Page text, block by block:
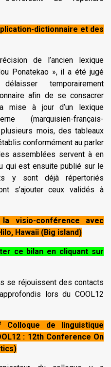
dictionnaire et des
de l’ancien lexique
Ponatekao », il a été jugé
temporairement
afin de se consacrer
mise à jour d’un lexique
(marquisien-français-
mois, des tableaux
conformément au parler
assemblées servent à en
qui est ensuite publié sur le
y sont déjà répertoriés
s’ajouter ceux validés à
visio-conférence avec
Hawaii (Big island)
ce bilan en cliquant sur
se réjouissent des contacts
lors du COOL12
Colloque de linguistique
: 12th Conference On